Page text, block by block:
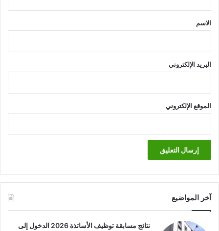
*
الاسم
البريد الإلكتروني
الموقع الإلكتروني
آخر المواضيع
نتائج مسابقة توظيف الأساتذة 2026 الدخول إلى